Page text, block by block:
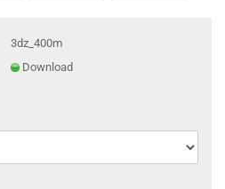
3dz_400m
Download